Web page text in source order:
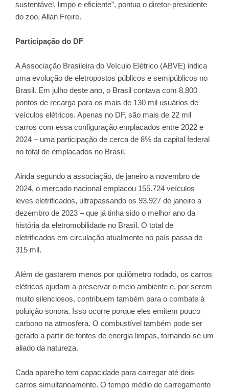
sustentável, limpo e eficiente”, pontua o diretor-presidente
do zoo, Allan Freire.
Participação do DF
A Associação Brasileira do Veículo Elétrico (ABVE) indica
uma evolução de eletropostos públicos e semipúblicos no
Brasil. Em julho deste ano, o Brasil contava com 8.800
pontos de recarga para os mais de 130 mil usuários de
veículos elétricos. Apenas no DF, são mais de 22 mil
carros com essa configuração emplacados entre 2022 e
2024 – uma participação de cerca de 8% da capital federal
no total de emplacados no Brasil.
Ainda segundo a associação, de janeiro a novembro de
2024, o mercado nacional emplacou 155.724 veículos
leves eletrificados, ultrapassando os 93.927 de janeiro a
dezembro de 2023 – que já tinha sido o melhor ano da
história da eletromobilidade no Brasil. O total de
eletrificados em circulação atualmente no país passa de
315 mil.
Além de gastarem menos por quilômetro rodado, os carros
elétricos ajudam a preservar o meio ambiente e, por serem
muito silenciosos, contribuem também para o combate à
poluição sonora. Isso ocorre porque eles emitem pouco
carbono na atmosfera. O combustível também pode ser
gerado a partir de fontes de energia limpas, tornando-se um
aliado da natureza.
Cada aparelho tem capacidade para carregar até dois
carros simultaneamente. O tempo médio de carregamento